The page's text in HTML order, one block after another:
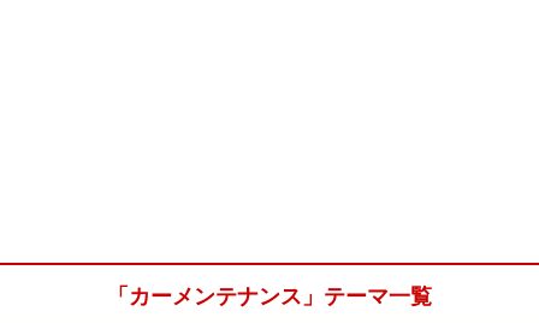
「カーメンテナンス」テーマ一覧